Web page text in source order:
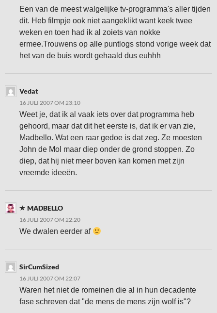
Een van de meest walgelijke tv-programma's aller tijden
dit. Heb filmpje ook niet aangeklikt want keek twee
weken en toen had ik al zoiets van nokke
ermee.Trouwens op alle puntlogs stond vorige week dat
het van de buis wordt gehaald dus euhhh
Vedat
16 JULI 2007 OM 23:10
Weet je, dat ik al vaak iets over dat programma heb
gehoord, maar dat dit het eerste is, dat ik er van zie,
Madbello. Wat een raar gedoe is dat zeg. Ze moesten
John de Mol maar diep onder de grond stoppen. Zo
diep, dat hij niet meer boven kan komen met zijn
vreemde ideeën.
MADBELLO
16 JULI 2007 OM 22:20
We dwalen eerder af
SirCumSized
16 JULI 2007 OM 22:07
Waren het niet de romeinen die al in hun decadente
fase schreven dat "de mens de mens zijn wolf is"?